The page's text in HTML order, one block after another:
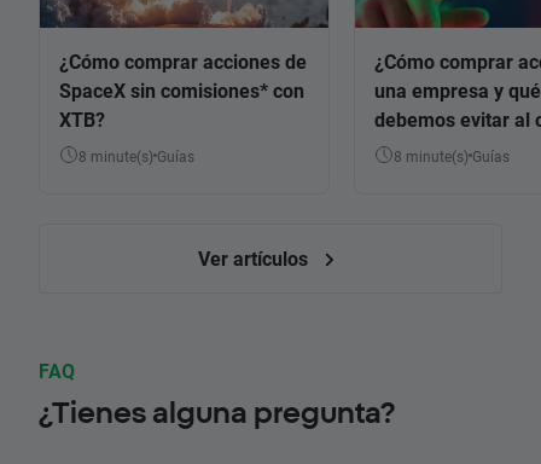
¿Cómo comprar acciones de
SpaceX sin comisiones* con
XTB?
8 minute(s) Guías
¿Cómo comprar
una empresa y
debemos evitar al
8 minute(s) Guías
Ver artículos
FAQ
¿Tienes alguna pregunta?